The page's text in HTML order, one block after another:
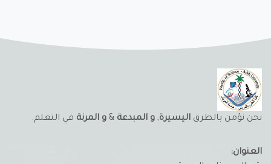
نحن نؤمن بالطرق اليسيرة, و المبدعة & و المرنة في التعلم.
العنوان: